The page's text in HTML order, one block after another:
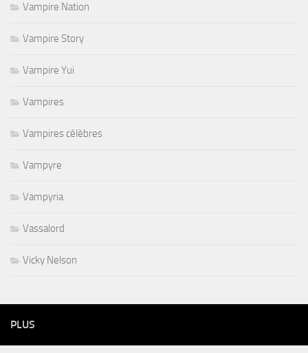
Vampire Nation
Vampire Story
Vampire Yui
Vampires
Vampires célèbres
Vampyre
Vampyria
Vassalord
Vicky Nelson
PLUS